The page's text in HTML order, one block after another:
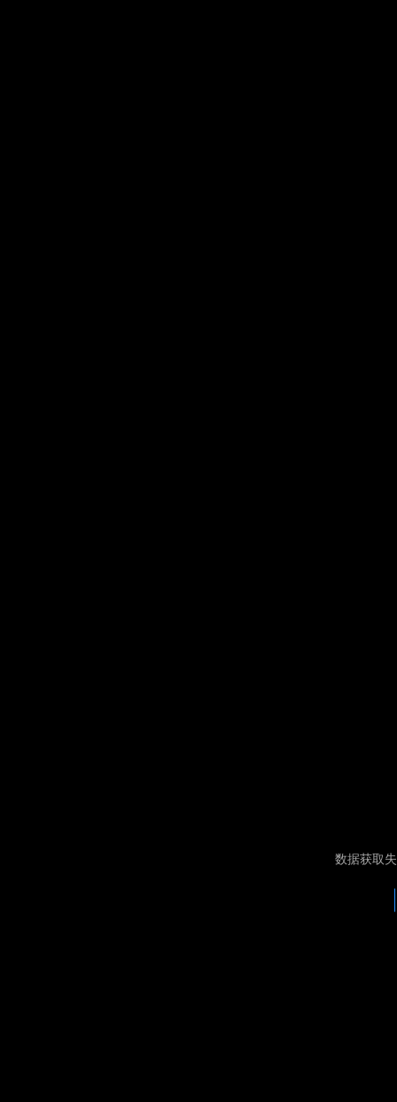
数据获取